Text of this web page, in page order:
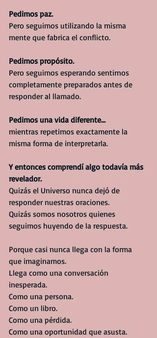
Pedimos paz.
Pero seguimos utilizando la misma
mente que fabrica el conflicto.
Pedimos propósito.
Pero seguimos esperando sentirnos
completamente preparados antes de
responder al llamado.
Pedimos una vida diferente...
mientras repetimos exactamente la
misma forma de interpretarla.
Y entonces comprendí algo todavía más
revelador.
Quizás el Universo nunca dejó de
responder nuestras oraciones.
Quizás somos nosotros quienes
seguimos huyendo de la respuesta.
Porque casi nunca llega con la forma
que imaginamos.
Llega como una conversación
inesperada.
Como una persona.
Como un libro.
Como una pérdida.
Como una oportunidad que asusta.